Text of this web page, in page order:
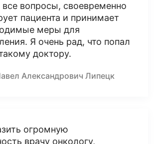
все вопросы, своевременно
пациента и принимает
меры для
Я очень рад, что попал
доктору.
Александрович Липецк
огромную
врачу онкологу,